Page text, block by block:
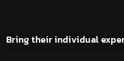
Bring their individual